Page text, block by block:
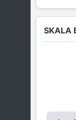
SKALA